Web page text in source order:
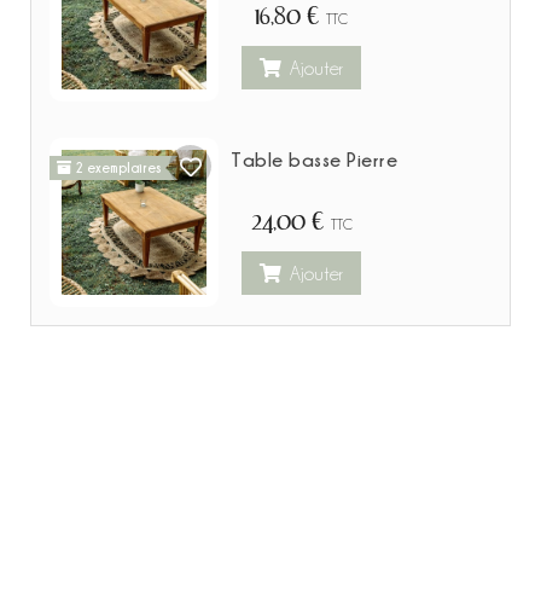
16,80 € TTC
Ajouter
2 exemplaires Table basse Pierre
24,00 € TTC
Ajouter